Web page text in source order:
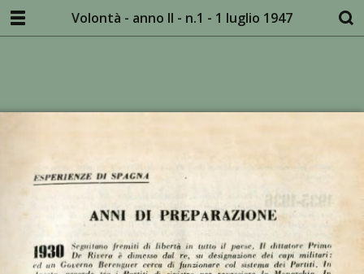
Volontà - anno II - n.1 - 1 luglio 1947